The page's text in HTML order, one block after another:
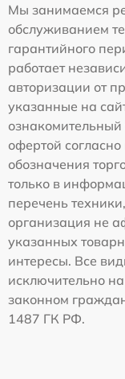
Мы занимаемся
обслуживанием
гарантийного
работает
авторизации от
указанные на
офертой
обозначения
только в
перечень
организация не
указанных
интересы. Все
исключительно
законном
1487 ГК РФ.